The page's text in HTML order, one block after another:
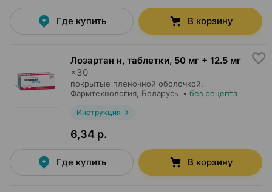
Где купить В корзину
Лозартан н, таблетки, 50 мг + 12.5 мг
×30
покрытые пленочной оболочкой,
Фармтехнология , Беларусь • без рецепта
Инструкция
6,34 р.
Где купить В корзину